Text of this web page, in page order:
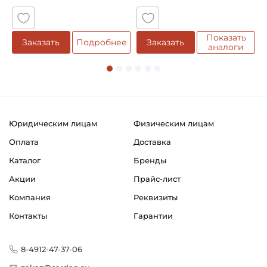
Установлен бандаж:
Otico
Установленный подшипник, артикул:
Страна происхождения:
Заказать Подробнее Заказать
Показать
аналоги
Юридическим лицам
Физическим лицам
Оплата
Доставка
Каталог
Бренды
Акции
Прайс-лист
Компания
Реквизиты
Контакты
Гарантии
8-4912-47-37-06